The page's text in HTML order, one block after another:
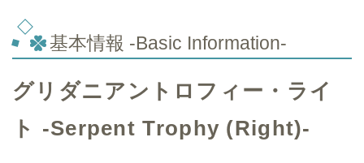
基本情報 -Basic Information-
グリダニアントロフィー・ライ
ト -Serpent Trophy (Right)-